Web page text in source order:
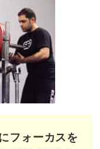
フォーカスを